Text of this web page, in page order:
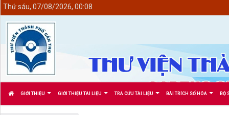
GIỚI THIỆU GIỚI THIỆU TÀI LIỆU TRA CỨU TÀI LIỆU BÀI TRÍCH SỐ HÓA BỘ
Thứ sáu, 07/08/2026, 00:08
<